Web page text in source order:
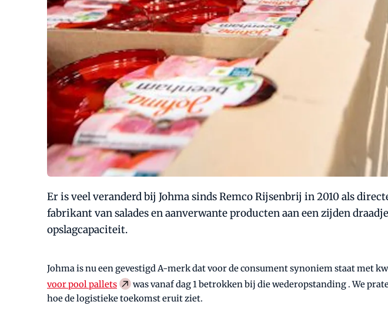
Er is veel veranderd bij Johma sinds Remco Rijsenbrij in 2010 als
fabrikant van salades en aanverwante producten aan een zijden
opslagcapaciteit.
Johma is nu een gevestigd A-merk dat voor de consument synoniem staat met
voor pool pallets
was vanaf dag 1 betrokken bij die wederopstanding . We
hoe de logistieke toekomst eruit ziet.